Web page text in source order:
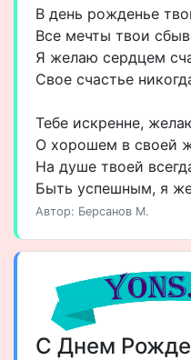
В день рожденье
Все мечты твои
Я желаю сердцем
Свое счастье
Тебе искренне,
О хорошем в своей
На душе твоей
Быть успешным, я
Автор: Берсанов М.
С Днем